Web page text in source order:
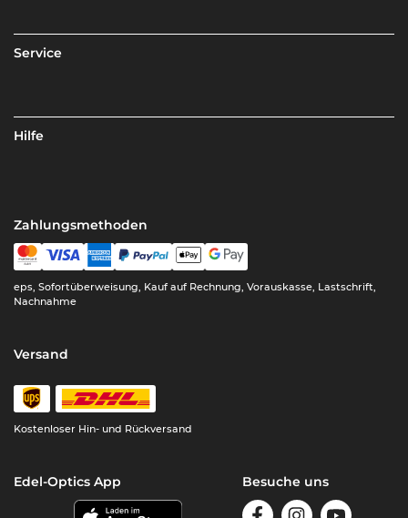
Service
Hilfe
Zahlungsmethoden
eps, Sofortüberweisung, Kauf auf Rechnung, Vorauskasse, Lastschrift,
Nachnahme
Versand
Kostenloser Hin- und Rückversand
Edel-Optics App Besuche uns